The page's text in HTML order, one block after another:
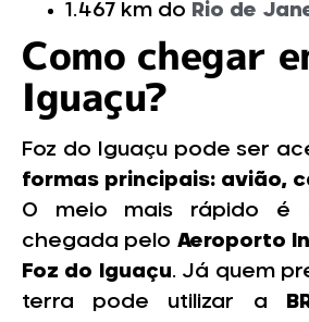
1.467 km do Rio de
Como chegar
Iguaçu?
Foz do Iguaçu pode ser
formas principais: avião,
O meio mais rápido é
chegada pelo Aeroporto
Foz do Iguaçu. Já quem
terra pode utilizar a